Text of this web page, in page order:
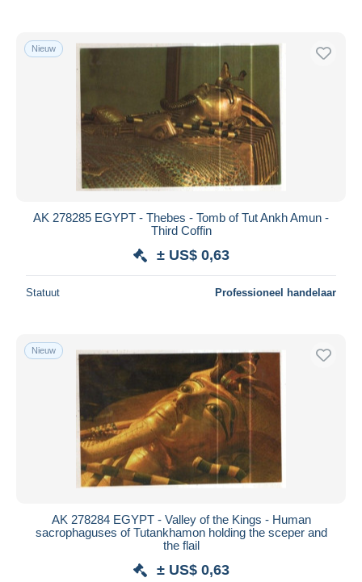
Nieuw
AK 278285 EGYPT - Thebes - Tomb of Tut Ankh Amun -
Third Coffin
± US$ 0,63
Statuut Professioneel handelaar
Nieuw
AK 278284 EGYPT - Valley of the Kings - Human
sacrophaguses of Tutankhamon holding the sceper and
the flail
± US$ 0,63